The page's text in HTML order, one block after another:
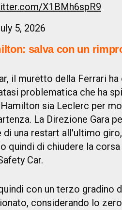
X1BMh6spR9
5, 2026
salva con un
il muretto della Ferrari
problematica che ha
sia Leclerc per
La Direzione Gara
una restart all'ultimo
quindi di chiudere la
Car.
con un terzo gradino
considerando lo